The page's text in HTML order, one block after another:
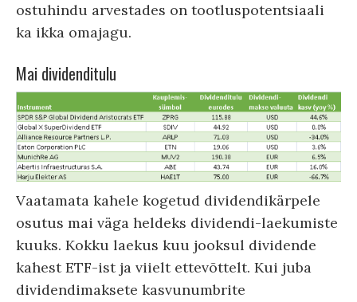
ostuhindu arvestades on tootluspotentsiaali
ka ikka omajagu.
Mai dividenditulu
Vaatamata kahele kogetud dividendikärpele
osutus mai väga heldeks dividendi-laekumiste
kuuks. Kokku laekus kuu jooksul dividende
kahest ETF-ist ja viielt ettevõttelt. Kui juba
dividendimaksete kasvunumbrite